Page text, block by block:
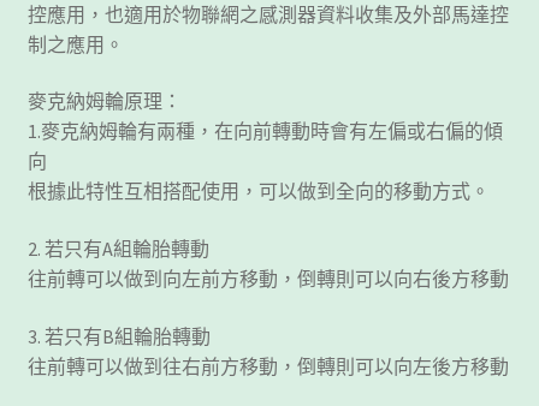
控應用，也適用於物聯網之感測器資料收集及外部馬達控
制之應用。
麥克納姆輪原理：
1.麥克納姆輪有兩種，在向前轉動時會有左偏或右偏的傾
向
根據此特性互相搭配使用，可以做到全向的移動方式。
2. 若只有A組輪胎轉動
往前轉可以做到向左前方移動，倒轉則可以向右後方移動
3. 若只有B組輪胎轉動
往前轉可以做到往右前方移動，倒轉則可以向左後方移動